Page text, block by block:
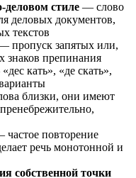
деловом стиле — слово
деловых документов,
текстов
пропуск запятых или,
знаков препинания
кать», «де скать»,
близки, они имеют
частое повторение
речь монотонной и
собственной точки